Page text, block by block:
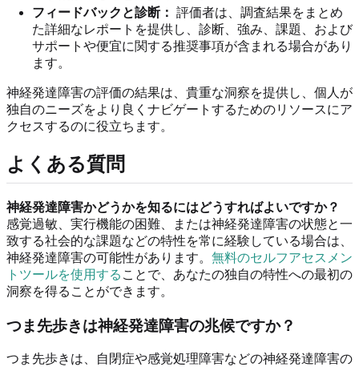
フィードバックと診断： 評価者は、調査結果をまとめ
た詳細なレポートを提供し、診断、強み、課題、および
サポートや便宜に関する推奨事項が含まれる場合があり
ます。
神経発達障害の評価の結果は、貴重な洞察を提供し、個人が
独自のニーズをより良くナビゲートするためのリソースにア
クセスするのに役立ちます。
よくある質問
神経発達障害かどうかを知るにはどうすればよいですか？
感覚過敏、実行機能の困難、または神経発達障害の状態と一
致する社会的な課題などの特性を常に経験している場合は、
神経発達障害の可能性があります。 無料のセルフアセスメン
トツールを使用する ことで、あなたの独自の特性への最初の
洞察を得ることができます。
つま先歩きは神経発達障害の兆候ですか？
つま先歩きは、自閉症や感覚処理障害などの神経発達障害の